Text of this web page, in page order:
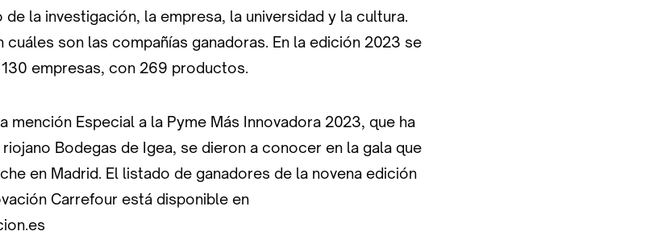
la investigación, la empresa, la universidad y la cultura.
cuáles son las compañías ganadoras. En la edición 2023 se
empresas, con 269 productos.
mención Especial a la Pyme Más Innovadora 2023, que ha
Bodegas de Igea, se dieron a conocer en la gala que
en Madrid. El listado de ganadores de la novena edición
Carrefour está disponible en